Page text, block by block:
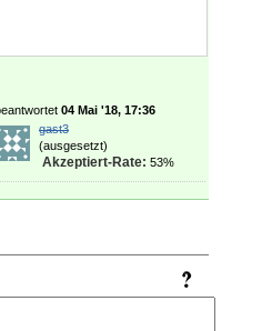
04 Mai '18, 17:36
gast3
(ausgesetzt)
Akzeptiert-Rate: 53%